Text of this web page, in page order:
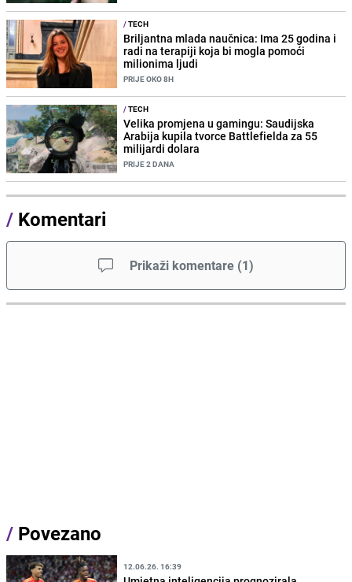
/TECH
Briljantna mlada naučnica: Ima 25 godina i
radi na terapiji koja bi mogla pomoći
milionima ljudi
PRIJE OKO 8H
/TECH
Velika promjena u gamingu: Saudijska
Arabija kupila tvorce Battlefielda za 55
milijardi dolara
PRIJE 2 DANA
/ Komentari
Prikaži komentare (1)
/ Povezano
12.06.26. 16:39